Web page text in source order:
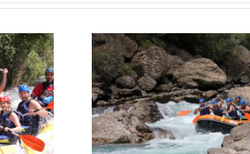
en
que
la vida
Qué hacer
la aventura
del